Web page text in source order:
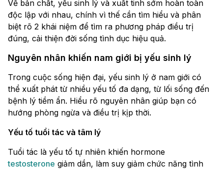
Về bản chất, yếu sinh lý và xuất tinh sớm hoàn toàn
độc lập với nhau, chính vì thế cần tìm hiểu và phân
biệt rõ 2 khái niệm để tìm ra phương pháp điều trị
đúng, cải thiện đời sống tình dục hiệu quả.
Nguyên nhân khiến nam giới bị yếu sinh lý
Trong cuộc sống hiện đại, yếu sinh lý ở nam giới có
thể xuất phát từ nhiều yếu tố đa dạng, từ lối sống đến
bệnh lý tiềm ẩn. Hiểu rõ nguyên nhân giúp bạn có
hướng phòng ngừa và điều trị kịp thời.
Yếu tố tuổi tác và tâm lý
Tuổi tác là yếu tố tự nhiên khiến hormone
testosterone giảm dần, làm suy giảm chức năng tình